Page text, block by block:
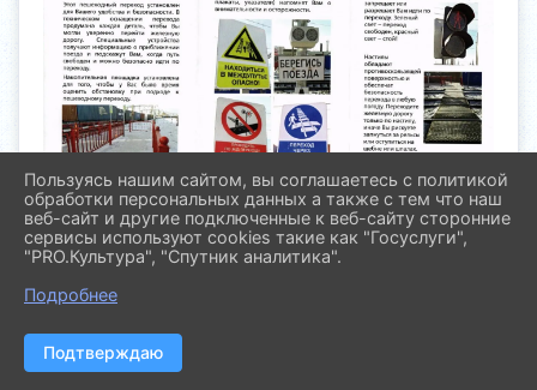
Пользуясь нашим сайтом, вы соглашаетесь с политикой
обработки персональных данных а также с тем что наш
веб-сайт и другие подключенные к веб-сайту сторонние
сервисы используют cookies такие как "Госуслуги",
"PRO.Культура", "Спутник аналитика".
Подробнее
Подтверждаю